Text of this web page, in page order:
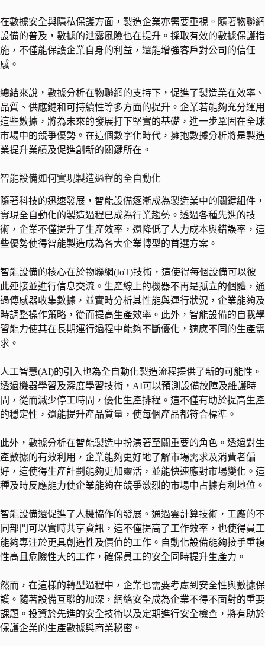
在數據安全與隱私保護方面，製造企業亦需要重視。隨著物聯網
設備的普及，數據的泄露風險也在提升。採取有效的數據保護措
施，不僅能保護企業自身的利益，還能增強客戶對公司的信任
感。
總結來說，數據分析在物聯網的支持下，促進了製造業在效率、
品質、供應鏈和可持續性等多方面的提升。企業若能夠充分運用
這些數據，將為未來的發展打下堅實的基礎，進一步鞏固在全球
市場中的競爭優勢。在這個數字化時代，擁抱數據分析將是製造
業提升業績及促進創新的關鍵所在。
智能設備如何實現製造過程的全自動化
隨著科技的迅速發展，智能設備逐漸成為製造業中的關鍵組件，
實現全自動化的製造過程已成為行業趨勢。透過各種先進的技
術，企業不僅提升了生產效率，還降低了人力成本與錯誤率，這
些優勢使得智能製造成為各大企業轉型的首選方案。
智能設備的核心在於物聯網(IoT)技術，這使得每個設備可以彼
此連接並進行信息交流。生產線上的機器不再是孤立的個體，通
過傳感器收集數據，並實時分析其性能與運行狀況，企業能夠及
時調整操作策略，從而提高生產效率。此外，智能設備的自我學
習能力使其在長期運行過程中能夠不斷優化，適應不同的生產需
求。
人工智慧(AI)的引入也為全自動化製造流程提供了新的可能性。
透過機器學習及深度學習技術，AI可以預測設備故障及維護時
間，從而減少停工時間，優化生產排程。這不僅有助於提高生產
的穩定性，還能提升產品質量，使每個產品都符合標準。
此外，數據分析在智能製造中扮演著至關重要的角色。透過對生
產數據的有效利用，企業能夠更好地了解市場需求及消費者偏
好，這使得生產計劃能夠更加靈活，並能快速應對市場變化。這
種及時反應能力使企業能夠在競爭激烈的市場中占據有利地位。
智能設備還促進了人機協作的發展。通過雲計算技術，工廠的不
同部門可以實時共享資訊，這不僅提高了工作效率，也使得員工
能夠專注於更具創造性及價值的工作。自動化設備能夠接手重複
性高且危險性大的工作，確保員工的安全同時提升生產力。
然而，在這樣的轉型過程中，企業也需要考慮到安全性與數據保
護。隨著設備互聯的加深，網絡安全成為企業不得不面對的重要
課題。投資於先進的安全技術以及定期進行安全檢查，將有助於
保護企業的生產數據與商業秘密。